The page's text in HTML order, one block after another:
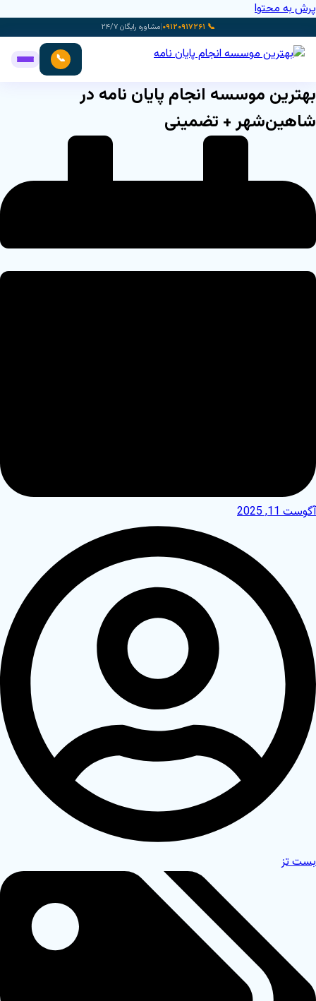
پرش به محتوا
📞 ۰۹۱۲۰۹۱۷۲۶۱ |مشاوره رایگان ۲۴/۷
📞
بهترین موسسه انجام پایان نامه در
شاهین‌شهر + تضمینی
آگوست 11, 2025
بست تز